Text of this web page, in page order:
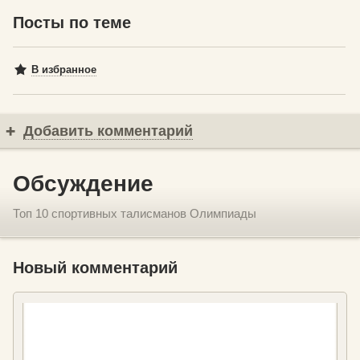
Посты по теме
В избранное
Добавить комментарий
Обсуждение
Топ 10 спортивных талисманов Олимпиады
Новый комментарий